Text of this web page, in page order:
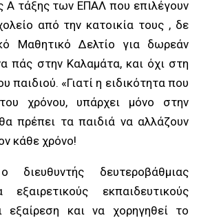
Α τάξης των ΕΠΑΛ που επιλέγουν
από την κατοικία τους , δε
Μαθητικό Δελτίο για δωρεάν
πάς στην Καλαμάτα, και όχι στη
παιδιού. «Γιατί η ειδικότητα που
χρόνου, υπάρχει μόνο στην
πρέπει τα παιδιά να αλλάζουν
κάθε χρόνο!
δευτεροβάθμιας
εξαιρετικούς εκπαιδευτικούς
και να χορηγηθεί το